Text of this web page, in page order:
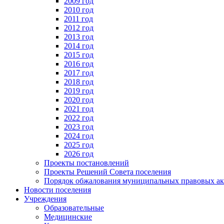
2010 год
2011 год
2012 год
2013 год
2014 год
2015 год
2016 год
2017 год
2018 год
2019 год
2020 год
2021 год
2022 год
2023 год
2024 год
2025 год
2026 год
Проекты постановлений
Проекты Решений Совета поселения
Порядок обжалования муниципальных правовых
Новости поселения
Учреждения
Образовательные
Медицинские